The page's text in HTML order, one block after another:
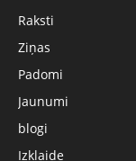
Raksti
Ziņas
Padomi
Jaunumi
blogi
Izklaide